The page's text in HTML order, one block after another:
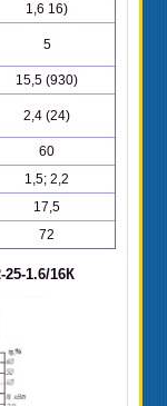
1,6 16)
5
15,5 (930)
2,4 (24)
60
1,5; 2,2
17,5
72
1.6/16К